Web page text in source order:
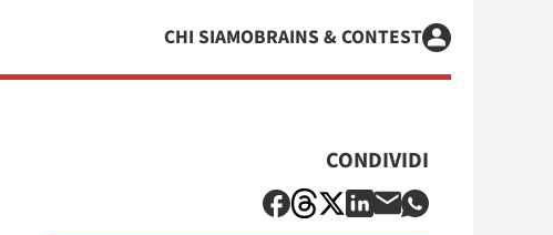
CHI SIAMOBRAINS & CONTEST
CONDIVIDI